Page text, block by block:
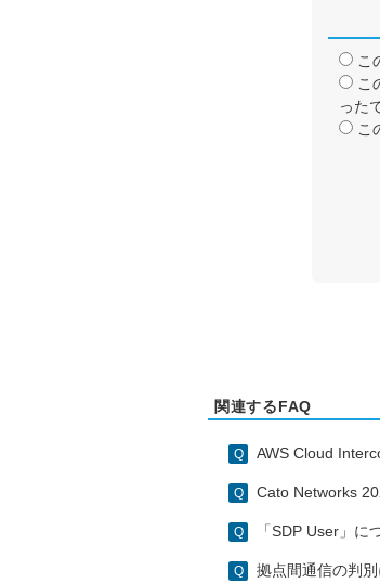
こ
こ
った
こ
関連するFAQ
AWS Cloud
Cato Networks
「SDP User」に
拠点間通信の判